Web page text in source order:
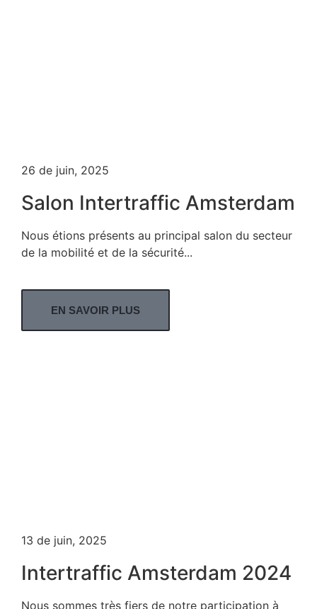
26 de juin, 2025
Salon Intertraffic Amsterdam
Nous étions présents au principal salon du secteur
de la mobilité et de la sécurité...
EN SAVOIR PLUS
13 de juin, 2025
Intertraffic Amsterdam 2024
Nous sommes très fiers de notre participation à